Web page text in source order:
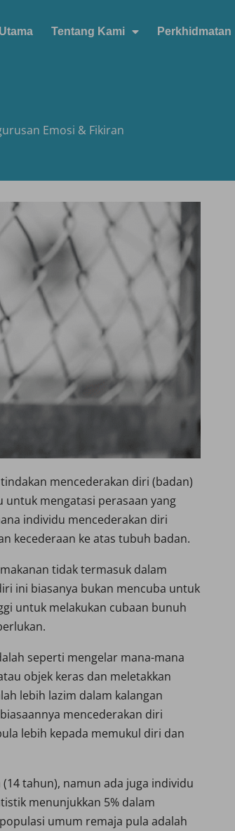
Utama Tentang Kami Perkhidmatan
Emosi & Fikiran
mencederakan diri (badan)
untuk mengatasi perasaan yang
individu mencederakan diri
kecederaan ke atas tubuh badan.
tidak termasuk dalam
ini biasanya bukan mencuba untuk
untuk melakukan cubaan bunuh
seperti mengelar mana-mana
objek keras dan meletakkan
lebih lazim dalam kalangan
mencederakan diri
lebih kepada memukul diri dan
tahun), namun ada juga individu
menunjukkan 5% dalam
umum remaja pula adalah